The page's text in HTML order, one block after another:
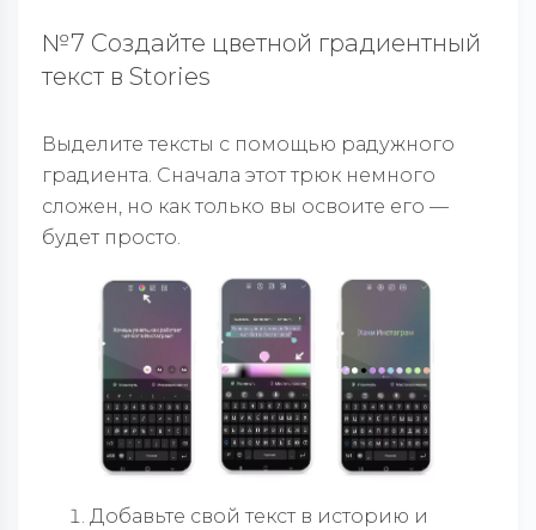
№7 Создайте цветной градиентный
текст в Stories
Выделите тексты с помощью радужного
градиента. Сначала этот трюк немного
сложен, но как только вы освоите его —
будет просто.
Добавьте свой текст в историю и